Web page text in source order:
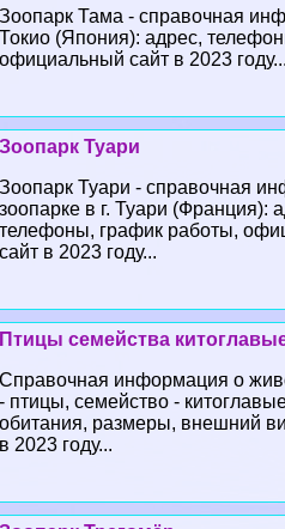
Зоопарк Тама - справочная
Токио (Япония): адрес,
официальный сайт в 2023 году...
Зоопарк Туари
Зоопарк Туари - справочная
зоопарке в г. Туари (Франция):
телефоны, график работы,
сайт в 2023 году...
Птицы семейства
Справочная информация о
- птицы, семейство -
обитания, размеры, внешний
в 2023 году...